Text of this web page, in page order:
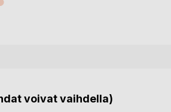
voivat vaihdella)